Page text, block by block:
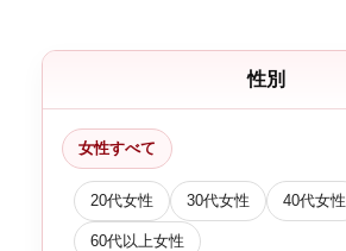
性別
女性すべて
20代女性 30代女性 40代女性
60代以上女性